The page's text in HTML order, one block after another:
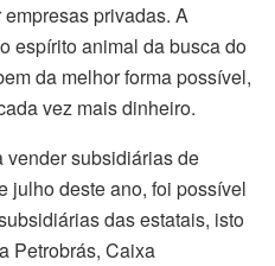
privadas. A
espírito animal da busca do
da melhor forma possível,
vez mais dinheiro.
vender subsidiárias de
julho deste ano, foi possível
das estatais, isto
Petrobrás, Caixa